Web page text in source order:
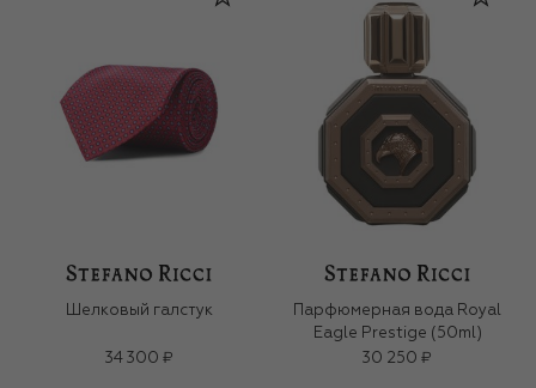
Шелковый галстук
34 300 ₽
Парфюмерная вода Royal
Eagle Prestige (50ml)
30 250 ₽